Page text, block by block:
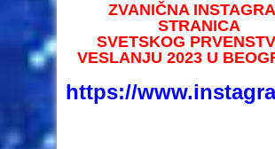
ZVANIČNA
STRANICA
SVETSKOG
VESLANJU 2023 U
https://